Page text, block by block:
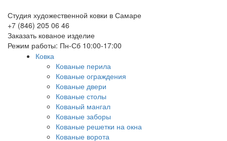
Студия художественной ковки в Самаре
+7 (846) 205 06 46
Заказать кованое изделие
Режим работы: Пн-Сб 10:00-17:00
Ковка
Кованые перила
Кованые ограждения
Кованые двери
Кованые столы
Кованый мангал
Кованые заборы
Кованые решетки на окна
Кованые ворота